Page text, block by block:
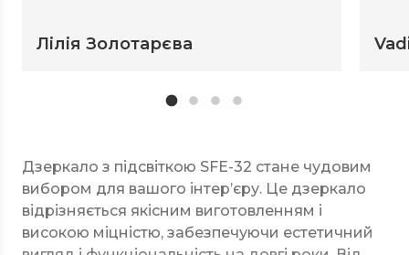
Лілія Золотарєва
Дзеркало з підсвіткою SFE-32 стане чудовим
вибором для вашого інтер’єру. Це дзеркало
відрізняється якісним виготовленням і
високою міцністю, забезпечуючи естетичний